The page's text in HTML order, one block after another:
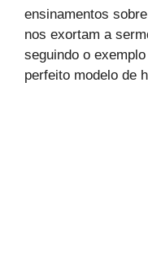
ensinamentos
nos exortam a
seguindo o
perfeito modelo de